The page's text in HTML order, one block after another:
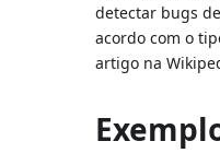
detectar bugs
acordo com o
artigo na